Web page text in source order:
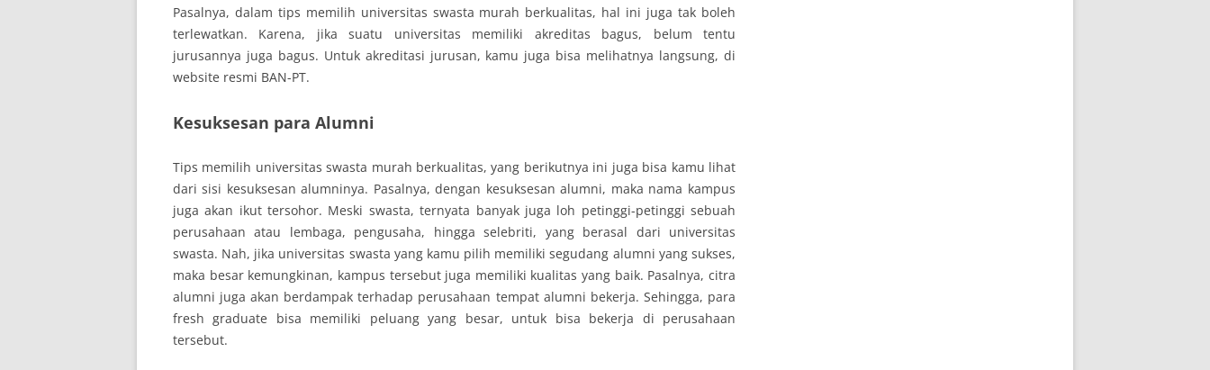
Pasalnya, dalam tips memilih universitas swasta murah berkualitas, hal ini juga tak boleh
terlewatkan. Karena, jika suatu universitas memiliki akreditas bagus, belum tentu
jurusannya juga bagus. Untuk akreditasi jurusan, kamu juga bisa melihatnya langsung, di
website resmi BAN-PT.
Kesuksesan para Alumni
Tips memilih universitas swasta murah berkualitas, yang berikutnya ini juga bisa kamu lihat
dari sisi kesuksesan alumninya. Pasalnya, dengan kesuksesan alumni, maka nama kampus
juga akan ikut tersohor. Meski swasta, ternyata banyak juga loh petinggi-petinggi sebuah
perusahaan atau lembaga, pengusaha, hingga selebriti, yang berasal dari universitas
swasta. Nah, jika universitas swasta yang kamu pilih memiliki segudang alumni yang sukses,
maka besar kemungkinan, kampus tersebut juga memiliki kualitas yang baik. Pasalnya, citra
alumni juga akan berdampak terhadap perusahaan tempat alumni bekerja. Sehingga, para
fresh graduate bisa memiliki peluang yang besar, untuk bisa bekerja di perusahaan
tersebut.